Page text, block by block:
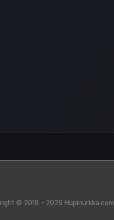
© 2018 - 2026 Hupinurkka.com